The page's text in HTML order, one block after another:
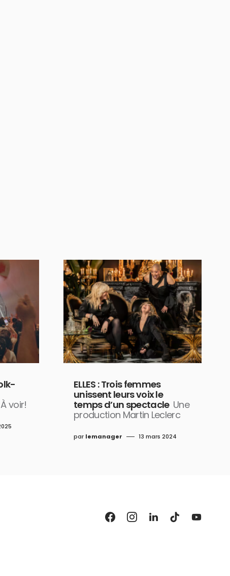
À voir!
ELLES : Trois femmes
unissent leurs voix le
temps d’un spectacle Une
production Martin Leclerc
par lemanager 13 mars 2024